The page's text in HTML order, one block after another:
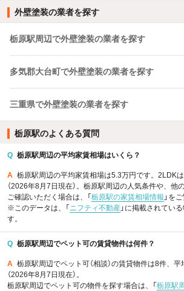
外壁塗装の業者を探す
栃原駅周辺で外壁塗装の業者を探す
多気郡大台町で外壁塗装の業者を探す
三重県で外壁塗装の業者を探す
栃原駅のよくある質問
Q 栃原駅周辺の平均家賃相場はいくら？
A 栃原駅周辺の平均家賃相場は5.3万円です。2LDK
（2026年8月7日現在）。栃原駅周辺の人気条件や、他
ご確認いただく場合は、「 栃原駅の家賃相場情報 」を
※このデータは、「 ニフティ不動産 」に掲載されてい
す。
Q 栃原駅周辺でペット可の賃貸物件は何件？
A 栃原駅周辺でペット可（相談）の賃貸物件は8件、
（2026年8月7日現在）。
栃原駅周辺でペット可の物件を探す場合は、「 栃原駅